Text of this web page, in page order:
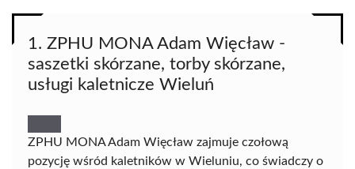
1. ZPHU MONA Adam Więcław -
saszetki skórzane, torby skórzane,
usługi kaletnicze Wieluń
ZPHU MONA Adam Więcław zajmuje czołową
pozycję wśród kaletników w Wieluniu, co świadczy o